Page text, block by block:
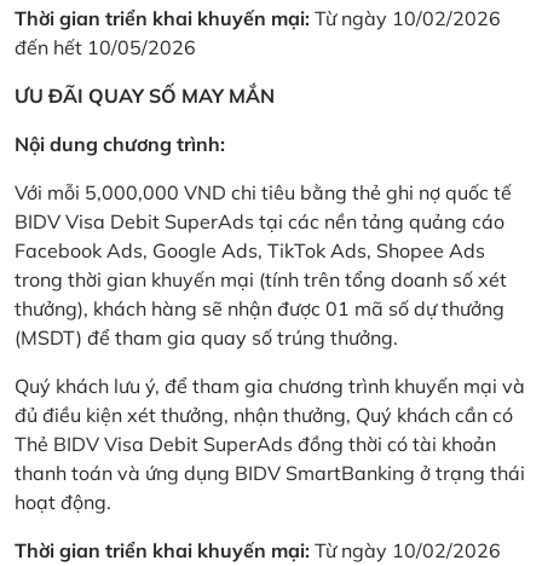
Thời gian triển khai khuyến mại: Từ ngày 10/02/2026
đến hết 10/05/2026
ƯU ĐÃI QUAY SỐ MAY MẮN
Nội dung chương trình:
Với mỗi 5,000,000 VND chi tiêu bằng thẻ ghi nợ quốc tế
BIDV Visa Debit SuperAds tại các nền tảng quảng cáo
Facebook Ads, Google Ads, TikTok Ads, Shopee Ads
trong thời gian khuyến mại (tính trên tổng doanh số xét
thưởng), khách hàng sẽ nhận được 01 mã số dự thưởng
(MSDT) để tham gia quay số trúng thưởng.
Quý khách lưu ý, để tham gia chương trình khuyến mại và
đủ điều kiện xét thưởng, nhận thưởng, Quý khách cần có
Thẻ BIDV Visa Debit SuperAds đồng thời có tài khoản
thanh toán và ứng dụng BIDV SmartBanking ở trạng thái
hoạt động.
Thời gian triển khai khuyến mại: Từ ngày 10/02/2026